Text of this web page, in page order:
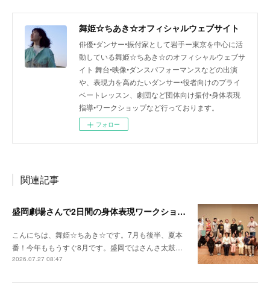
舞姫☆ちあき☆オフィシャルウェブサイト
俳優•ダンサー•振付家として岩手ー東京を中心に活
動している舞姫☆ちあき☆のオフィシャルウェブサ
イト 舞台•映像•ダンスパフォーマンスなどの出演
や、表現力を高めたいダンサー•役者向けのプライ
ベートレッスン、劇団など団体向け振付•身体表現
指導•ワークショップなど行っております。
フォロー
関連記事
盛岡劇場さんで2日間の身体表現ワークショップをさせていただきました！
こんにちは、舞姫☆ちあき☆です。7月も後半、夏本
番！今年ももうすぐ8月です。盛岡ではさんさ太鼓…
2026.07.27 08:47